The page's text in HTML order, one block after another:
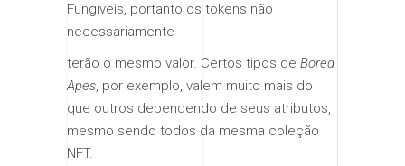
Fungíveis, portanto os tokens não
necessariamente
terão o mesmo valor. Certos tipos de Bored
Apes, por exemplo, valem muito mais do
que outros dependendo de seus atributos,
mesmo sendo todos da mesma coleção
NFT.